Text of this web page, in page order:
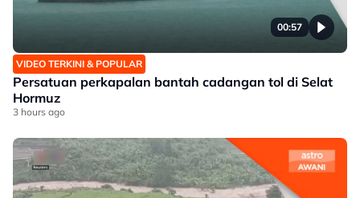
00:57
VIDEO TERKINI & POPULAR
Persatuan perkapalan bantah cadangan tol di Selat
Hormuz
3 hours ago